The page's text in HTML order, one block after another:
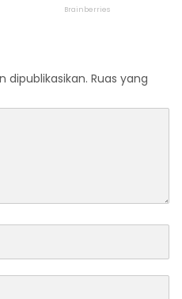
dipublikasikan. Ruas yang